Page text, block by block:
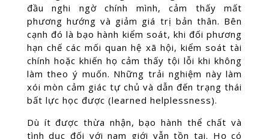
đầu nghi ngờ chính mình, cảm thấy mất
phương hướng và giảm giá trị bản thân. Bên
cạnh đó là bạo hành kiểm soát, khi đối phương
hạn chế các mối quan hệ xã hội, kiểm soát tài
chính hoặc khiến họ cảm thấy tội lỗi khi không
làm theo ý muốn. Những trải nghiệm này làm
xói mòn cảm giác tự chủ và dẫn đến trạng thái
bất lực học được (learned helplessness).
Dù ít được thừa nhận, bạo hành thể chất và
tình dục đối với nam giới vẫn tồn tại. Họ có